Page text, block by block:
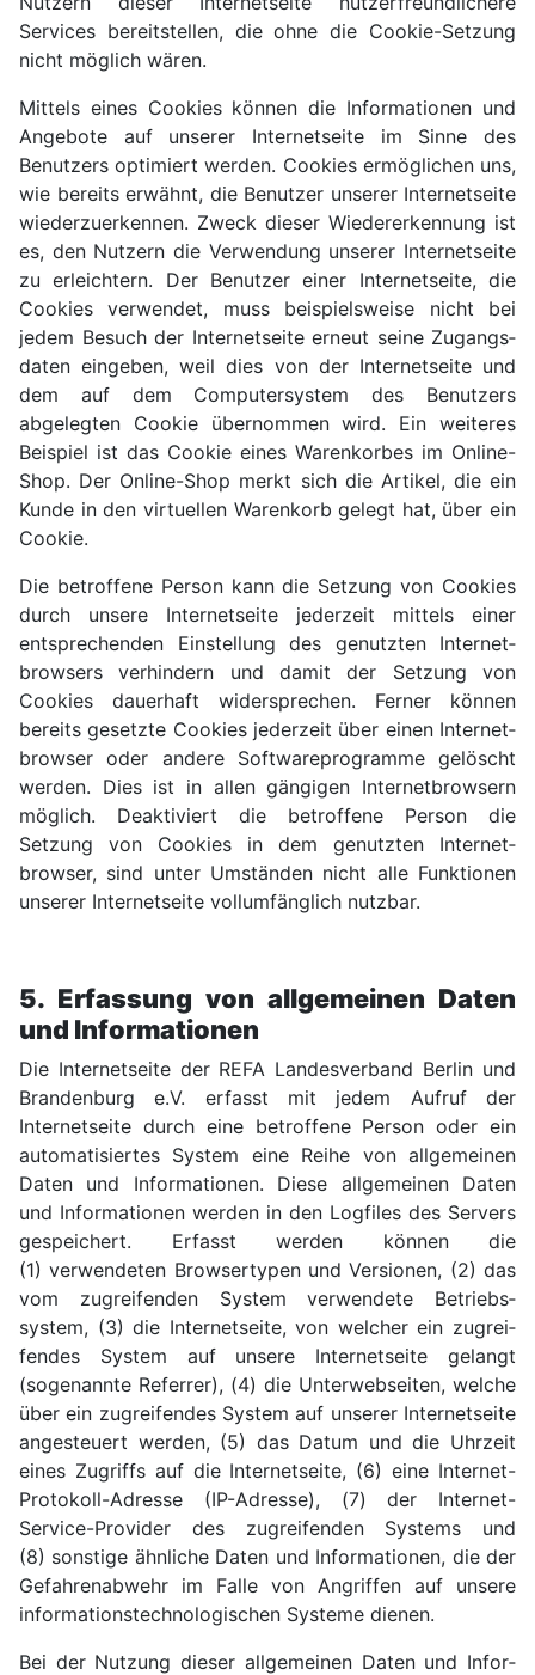
Services bereit­stellen, die ohne die Cookie-Setzung
nicht möglich wären.
Mittels eines Cookies können die Informa­tionen und
Angebote auf unserer Internet­seite im Sinne des
Benutzers optimiert werden. Cookies ermöglichen uns,
wie bereits erwähnt, die Benutzer unserer Internet­seite
wieder­zu­erkennen. Zweck dieser Wieder­erkennung ist
es, den Nutzern die Verwendung unserer Internet­seite
zu erleichtern. Der Benutzer einer Internet­seite, die
Cookies verwendet, muss beispiels­weise nicht bei
jedem Besuch der Internet­seite erneut seine Zugangs­
daten eingeben, weil dies von der Internet­seite und
dem auf dem Computer­system des Benutzers
abgelegten Cookie über­nommen wird. Ein weiteres
Beispiel ist das Cookie eines Waren­korbes im Online-
Shop. Der Online-Shop merkt sich die Artikel, die ein
Kunde in den virtu­ellen Warenkorb gelegt hat, über ein
Cookie.
Die betroffene Person kann die Setzung von Cookies
durch unsere Internet­seite jederzeit mittels einer
entspre­chenden Ein­stellung des genutzten Internet­
browsers ver­hindern und damit der Setzung von
Cookies dauer­haft wider­sprechen. Ferner können
bereits gesetzte Cookies jeder­zeit über einen Internet­
browser oder andere Software­programme gelöscht
werden. Dies ist in allen gängigen Internet­browsern
möglich. Deakti­viert die betroffene Person die
Setzung von Cookies in dem genutz­ten Internet­
browser, sind unter Umständen nicht alle Funktionen
unserer Internet­seite voll­um­fäng­lich nutzbar.
5. Erfassung von all­gemeinen Daten
und Informa­tionen
Die Internet­seite der REFA Landes­verband Berlin und
Branden­burg e.V. erfasst mit jedem Aufruf der
Internet­seite durch eine betroffene Person oder ein
auto­mati­siertes System eine Reihe von all­gemei­nen
Daten und In­for­ma­tio­nen. Diese all­gemei­nen Daten
und In­for­ma­tio­nen werden in den Logfiles des Servers
gespeichert. Erfasst werden können die
(1) verwendeten Browser­typen und Versionen, (2) das
vom zugrei­fenden System verwendete Betriebs­
system, (3) die Internet­seite, von welcher ein zugrei­
fendes System auf unsere Internet­seite gelangt
(sogenannte Referrer), (4) die Unter­webseiten, welche
über ein zugrei­fendes System auf unserer Internet­seite
ange­steuert werden, (5) das Datum und die Uhrzeit
eines Zugriffs auf die Internet­seite, (6) eine Internet-
Protokoll-Adresse (IP-Adresse), (7) der Internet-
Service-Provider des zugrei­fenden Systems und
(8) sonstige ähnliche Daten und In­for­ma­tio­nen, die der
Gefahren­abwehr im Falle von Angriffen auf unsere
infor­mations­techno­logischen Systeme dienen.
Bei der Nutzung dieser allge­meinen Daten und In­for­